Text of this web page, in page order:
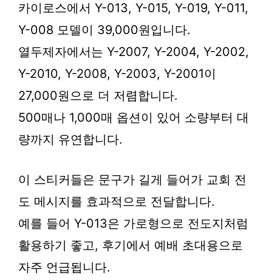
카이로스에서 Y-013, Y-015, Y-019, Y-011,
Y-008 모델이 39,000원입니다.
열두제자에서는 Y-2007, Y-2004, Y-2002,
Y-2010, Y-2008, Y-2003, Y-2001이
27,000원으로 더 저렴합니다.
500매나 1,000매 옵션이 있어 소량부터 대
량까지 유연합니다.
이 스티커들은 문구가 길게 들어가 교회 전
도 메시지를 효과적으로 전달합니다.
예를 들어 Y-013은 가로형으로 전도지처럼
활용하기 좋고, 후기에서 예배 초대용으로
자주 언급됩니다.